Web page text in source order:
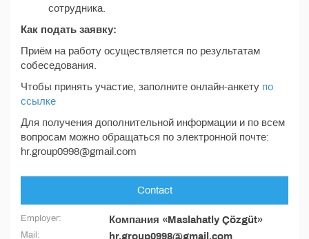
сотрудника.
Как подать заявку:
Приём на работу осуществляется по результатам
собеседования.
Чтобы принять участие, заполните онлайн-анкету по
ссылке
Для получения дополнительной информации и по всем
вопросам можно обращаться по электронной почте:
hr.group0998@gmail.com
Contact
Employer: Компания «Maslahatly Çözgüt»
Mail: hr.group0998@gmail.com